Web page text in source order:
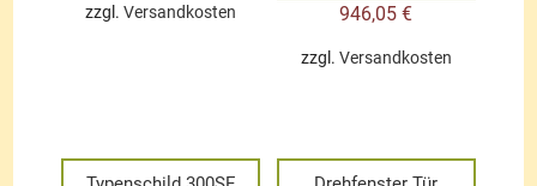
zzgl.Versandkosten 946,05€
zzgl. Versandkosten